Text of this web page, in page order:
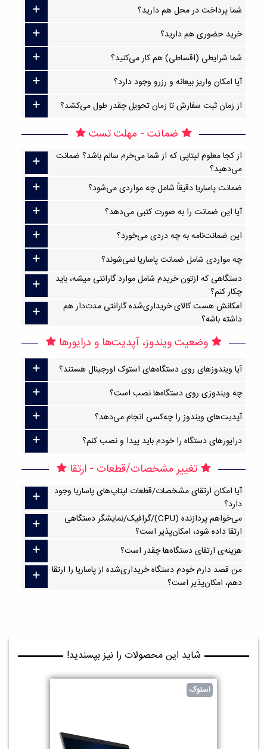
شما پرداخت در محل هم دارید؟
خرید حضوری هم دارید؟
شما شرایطی (اقساطی) هم کار می‌کنید؟
آیا امکان واریز بیعانه و رزرو وجود دارد؟
از زمان ثبت سفارش تا زمان تحویل چقدر طول می‌کشد؟
ضمانت - مهلت تست
از کجا معلوم لپتاپی که از شما می‌خرم سالم باشد؟ ضمانت
می‌دهید؟
ضمانت پاساریا دقیقاً شامل چه مواردی می‌شود؟
آیا این ضمانت را به صورت کتبی می‌دهد؟
این ضمانت‌نامه به چه دردی می‌خورد؟
چه مواردی شامل ضمانت پاساریا نمی‌شوند؟
دستگاهی که ازتون خریدم شامل موارد گارانتی میشه، باید
چکار کنم؟
امکانش هست کالای خریداری‌شده گارانتی مدت‌دار هم
داشته باشه؟
وضعیت ویندوز، آپدیت‌ها و درایورها
آیا ویندوزهای روی دستگاه‌های استوک اورجینال هستند؟
چه ویندوزی روی دستگاه‌ها نصب است؟
آپدیت‌های ویندوز را چه‌کسی انجام می‌دهد؟
درایورهای دستگاه را خودم باید پیدا و نصب کنم؟
تغییر مشخصات/قطعات - ارتقا
آیا امکان ارتقا‌ی مشخصات/قطعات لپتاپ‌های پاساریا وجود
دارد؟
می‌خواهم پردازنده (CPU)/گرافیک/نمایشگر دستگاهی
ارتقا داده شود، امکان‌پذیر است؟
هزینه‌ی ارتقای دستگاه‌ها چقدر است؟
من قصد دارم خودم دستگاه خریداری‌شده از پاساریا را ارتقا
دهم، امکان‌پذیر است؟
شاید این محصولات را نیز بپسندید!
استوک